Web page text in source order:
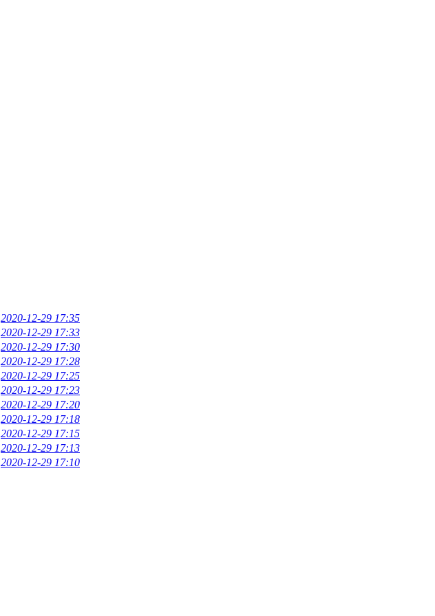
2020-12-29 17:35
2020-12-29 17:33
2020-12-29 17:30
2020-12-29 17:28
2020-12-29 17:25
2020-12-29 17:23
2020-12-29 17:20
2020-12-29 17:18
2020-12-29 17:15
2020-12-29 17:13
2020-12-29 17:10